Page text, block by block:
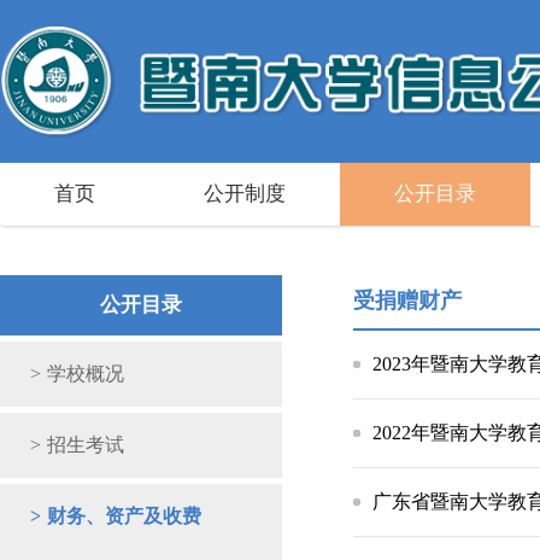
首页 公开制度 公开目录
公开目录
> 学校概况
> 招生考试
> 财务、资产及收费
受捐赠财产
2023年暨南大学教
2022年暨南大学教
广东省暨南大学教